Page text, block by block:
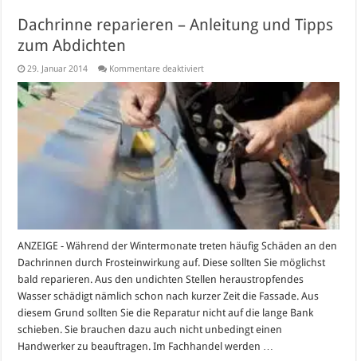
Dachrinne reparieren – Anleitung und Tipps
zum Abdichten
29. Januar 2014 Kommentare deaktiviertfür
reparieren
Anleitung
und
Tipps
zum
Abdichten
ANZEIGE - Während der Wintermonate treten häufig Schäden an den
Dachrinnen durch Frosteinwirkung auf. Diese sollten Sie möglichst
bald reparieren. Aus den undichten Stellen heraustropfendes
Wasser schädigt nämlich schon nach kurzer Zeit die Fassade. Aus
diesem Grund sollten Sie die Reparatur nicht auf die lange Bank
schieben. Sie brauchen dazu auch nicht unbedingt einen
Handwerker zu beauftragen. Im Fachhandel werden …